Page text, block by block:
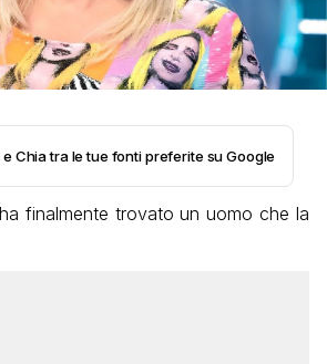
Chia tra le tue fonti preferite su Google
ha finalmente trovato un uomo che la